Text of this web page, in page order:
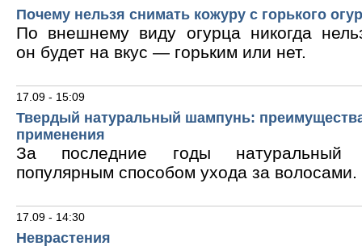
Почему нельзя снимать кожуру с горького
По внешнему виду огурца никогда
он будет на вкус — горьким или нет.
17.09 - 15:09
Твердый натуральный шампунь:
применения
За последние годы натуральный
популярным способом ухода за волосами.
17.09 - 14:30
Неврастения